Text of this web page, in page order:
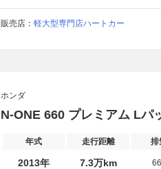
販売店： 軽大型専門店ハートカー
ホンダ
N-ONE 660 プレミアム Lパ
年式 走行距離 排
2013年 7.3万km